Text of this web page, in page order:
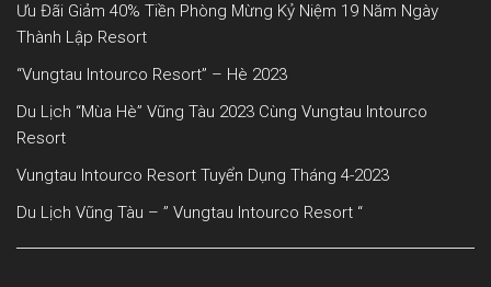
Ưu Đãi Giảm 40% Tiền Phòng Mừng Kỷ Niệm 19 Năm Ngày
Thành Lập Resort
“Vungtau Intourco Resort” – Hè 2023
Du Lịch “mùa Hè” Vũng Tàu 2023 Cùng Vungtau Intourco
Resort
Vungtau Intourco Resort Tuyển Dụng Tháng 4-2023
Du Lịch Vũng Tàu – ” Vungtau Intourco Resort “